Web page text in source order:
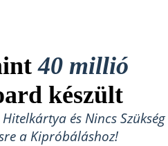
40 millió
készült
és Nincs Szükség
a Kipróbáláshoz!